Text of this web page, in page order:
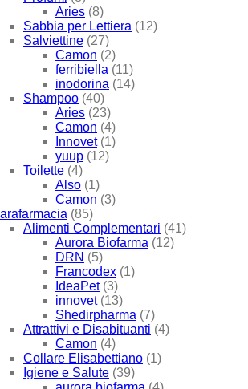
Aries (8)
Sabbia per Lettiera (12)
Salviettine (27)
Camon (2)
ferribiella (11)
inodorina (14)
Shampoo (40)
Aries (23)
Camon (4)
Innovet (1)
yuup (12)
Toilette (4)
Also (1)
Camon (3)
(85)
Alimenti Complementari (41)
Aurora Biofarma (12)
DRN (5)
Francodex (1)
IdeaPet (3)
innovet (13)
Shedirpharma (7)
Attrattivi e Disabituanti (4)
Camon (4)
Collare Elisabettiano (1)
Igiene e Salute (39)